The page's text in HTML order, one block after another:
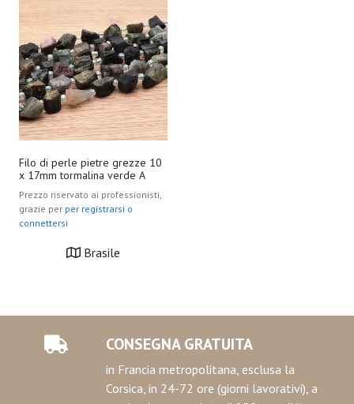
Filo di perle pietre grezze 10
x 17mm tormalina verde A
Prezzo riservato ai professionisti,
grazie per per registrarsi o
connettersi
Brasile
CONSEGNA GRATUITA
in Francia metropolitana, esclusa la
Corsica, in 24-72 ore (giorni lavorativi), a